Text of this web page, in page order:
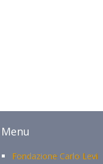
Menu
Fondazione Carlo Levi